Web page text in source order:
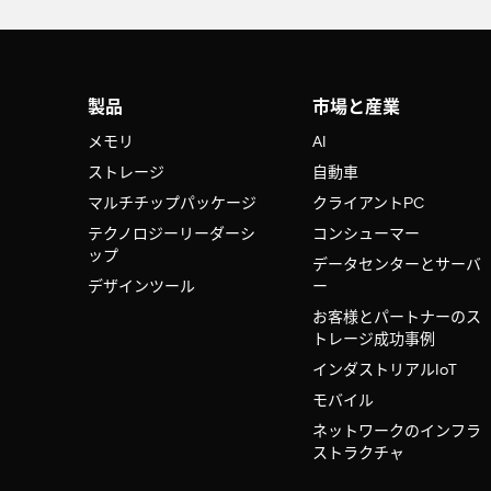
製品
メモリ
ストレージ
マルチチップパッケージ
テクノロジーリーダーシ
ップ
デザインツール
市場と産業
AI
自動車
クライアントPC
コンシューマー
データセンターとサーバ
ー
お客様とパートナーのス
トレージ成功事例
インダストリアルIoT
モバイル
ネットワークのインフラ
ストラクチャ